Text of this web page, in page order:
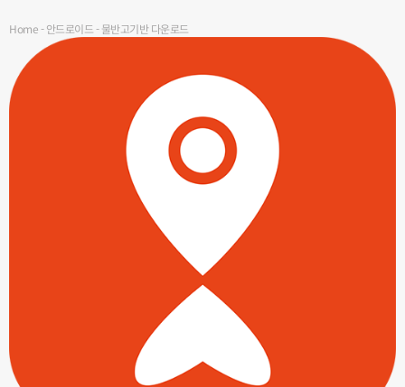
Home-안드로이드-물반고기반 다운로드